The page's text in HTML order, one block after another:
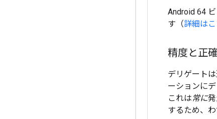
Android 64
す（詳細は
精度と正
デリゲート
ーションに
これは常に
するため、